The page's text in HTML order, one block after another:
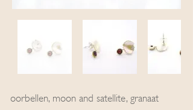
oorbellen, moon and satellite, granaat